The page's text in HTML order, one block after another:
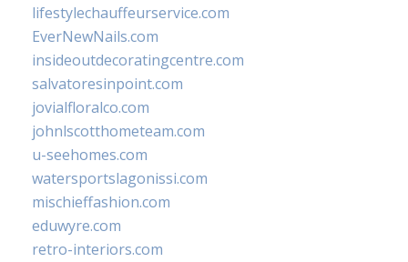
lifestylechauffeurservice.com
EverNewNails.com
insideoutdecoratingcentre.com
salvatoresinpoint.com
jovialfloralco.com
johnlscotthometeam.com
u-seehomes.com
watersportslagonissi.com
mischieffashion.com
eduwyre.com
retro-interiors.com